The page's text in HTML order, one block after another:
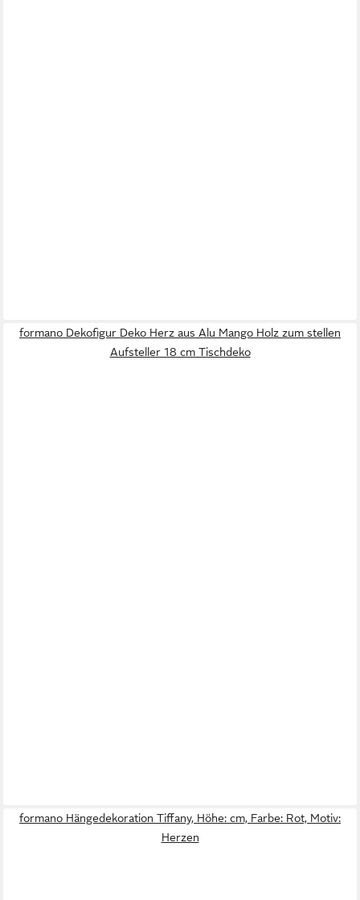
formano Dekofigur Deko Herz aus Alu Mango Holz zum stellen
Aufsteller 18 cm Tischdeko
formano Hängedekoration Tiffany, Höhe: cm, Farbe: Rot, Motiv:
Herzen